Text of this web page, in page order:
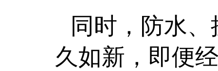
同时，防水
久如新，即便